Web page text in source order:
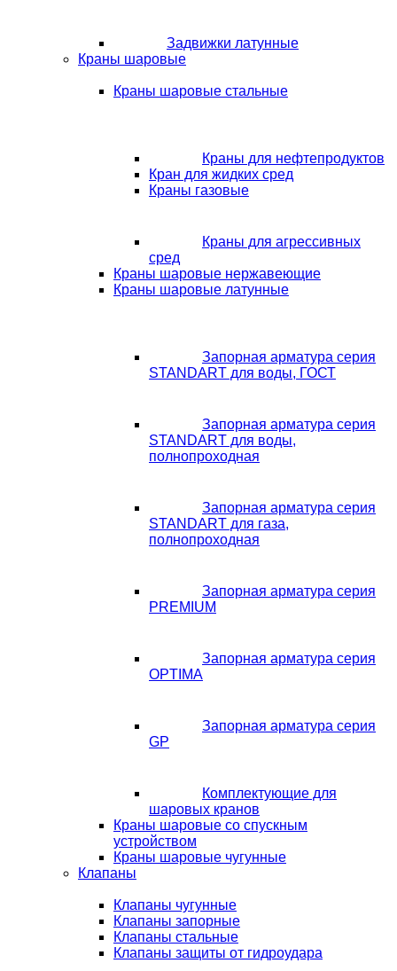
Задвижки латунные
Краны шаровые
Краны шаровые стальные
Краны для нефтепродуктов
Кран для жидких сред
Краны газовые
Краны для агрессивных
сред
Краны шаровые нержавеющие
Краны шаровые латунные
Запорная арматура серия
STANDART для воды, ГОСТ
Запорная арматура серия
STANDART для воды,
полнопроходная
Запорная арматура серия
STANDART для газа,
полнопроходная
Запорная арматура серия
PREMIUM
Запорная арматура серия
OPTIMA
Запорная арматура серия
GP
Комплектующие для
шаровых кранов
Краны шаровые со спускным
устройством
Краны шаровые чугунные
Клапаны
Клапаны чугунные
Клапаны запорные
Клапаны стальные
Клапаны защиты от гидроудара